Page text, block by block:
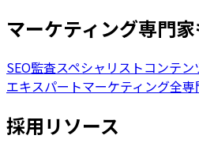
マーケティング専門
SEO監査スペシャリストコンテ
エキスパートマーケティング全
採用リソース